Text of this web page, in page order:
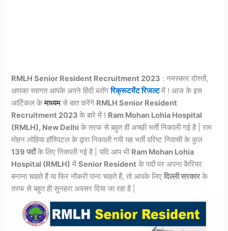
RMLH Senior Resident Recruitment 2023 : नमस्कार दोस्तों,
आपका स्वागत आपके अपने हिंदी ब्लॉगरिक्रूटमेंट रिजल्टमें ! आज के इस
आर्टिकल केमाध्यमसे बात करेंगे RMLH Senior Resident
Recruitment 2023 के बारे में ! Ram Mohan Lohia Hospital
(RMLH), New Delhi के तरफ से बहुत हीं अच्छी भर्ती निकाली गई है | राम
मोहन लोहिया हॉस्पिटल के द्वारा निकाली गयी यह भर्ती वरिष्ट निवासी के कुल
139 पदोंके लिए निकाली गई है | यदि आप भी Ram Mohan Lohia
Hospital (RMLH) मेंSenior Resident के पदों पर अपना कैरियर
बनाना चाहते हैं या फिर नौकरी पाना चाहते हैं, तो आपके लिएदिल्ली सरकारके
तरफ से बहुत ही सुनहरा अवसर दिया जा रहा है |